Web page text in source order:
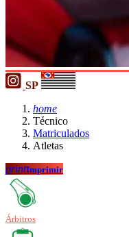
SP
home
Técnico
Matriculados
Atletas
printImprimir
Árbitros